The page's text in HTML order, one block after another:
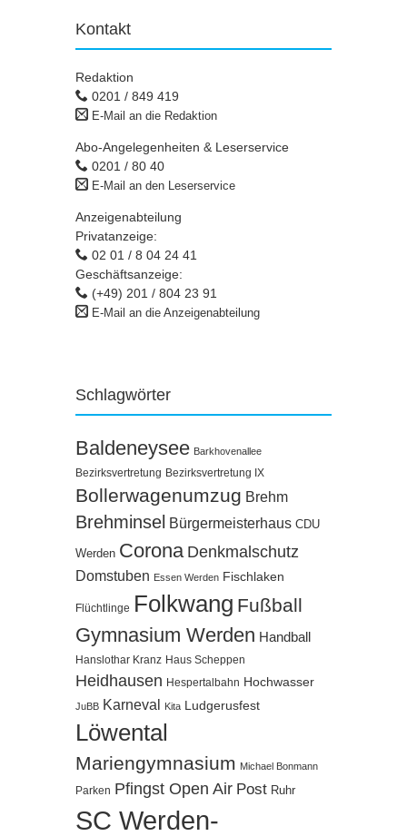
Kontakt
Redaktion
0201 / 849 419
E-Mail an die Redaktion
Abo-Angelegenheiten & Leserservice
0201 / 80 40
E-Mail an den Leserservice
Anzeigenabteilung
Privatanzeige:
02 01 / 8 04 24 41
Geschäftsanzeige:
(+49) 201 / 804 23 91
E-Mail an die Anzeigenabteilung
Schlagwörter
Baldeneysee Barkhovenallee
Bezirksvertretung Bezirksvertretung IX
Bollerwagenumzug Brehm
Brehminsel Bürgermeisterhaus CDU
Werden Corona Denkmalschutz
Domstuben Essen Werden Fischlaken
Flüchtlinge Folkwang Fußball
Gymnasium Werden Handball
Hanslothar Kranz Haus Scheppen
Heidhausen Hespertalbahn Hochwasser
JuBB Karneval Kita Ludgerusfest
Löwental
Mariengymnasium Michael Bonmann
Parken Pfingst Open Air Post Ruhr
SC Werden-